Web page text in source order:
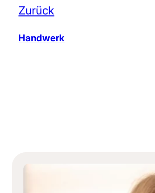
Zurück
Handwerk